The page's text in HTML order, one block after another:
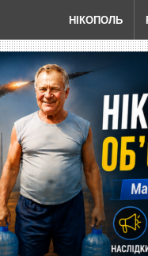
НІКОПОЛЬ